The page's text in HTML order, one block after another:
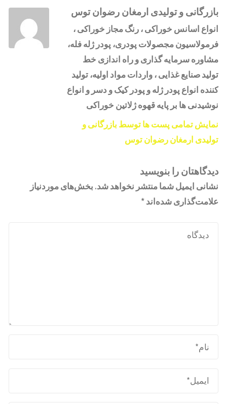
بازرگانی و تولیدی ارمغان رضوان توس
انواع اسانس خوراکی ، رنگ مجاز خوراکی ،
فرمولاسیون مجصولات پودری، پودر ژله فله،
مشاوره سرمایه گذاری و راه اندازی خط
تولید صنایع غذایی ، واردات مواد اولیه، تولید
کننده انواع پودر ژله و پودر کیک و دسر و انواع
نوشیدنی ها بر پایه قهوه ژلاتین خوراکی
نمایش تمامی پست ها توسط بازرگانی و
تولیدی ارمغان رضوان توس
دیدگاهتان را بنویسید
نشانی ایمیل شما منتشر نخواهد شد. بخش‌های موردنیاز
علامت‌گذاری شده‌اند*